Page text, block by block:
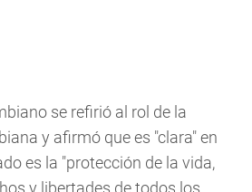
se refirió al rol de la
y afirmó que es "clara" en
es la "protección de la vida,
y libertades de todos los